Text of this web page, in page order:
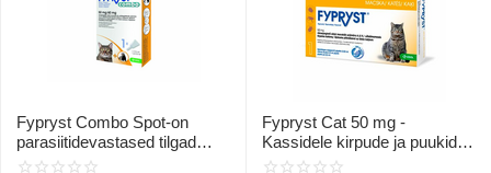
Fypryst Combo Spot-on
parasiitidevastased tilgad
kassidele ja koertele kirpude,
Fypryst Cat 50 mg -
Kassidele kirpude ja puukide
invasiooni ennetamiseks ja